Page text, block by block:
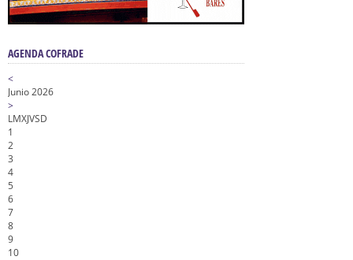
AGENDA COFRADE
<
Junio 2026
>
LMXJVSD
1
2
3
4
5
6
7
8
9
10